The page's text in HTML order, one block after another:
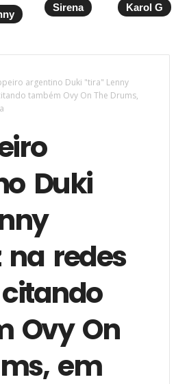
Sirena Karol G
argentino Duki "tira" Lenny
também Ovy On The Drums,
Duki
na redes
Ovy On
em